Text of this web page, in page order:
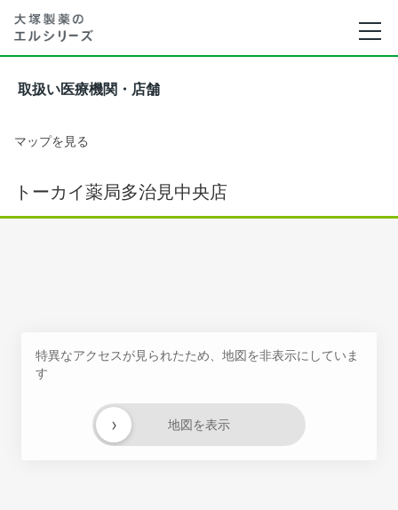
取扱い医療機関・店舗
マップを見る
トーカイ薬局多治見中央店
特異なアクセスが見られたため、地図を非表示にしていま
す
地図を表示
›